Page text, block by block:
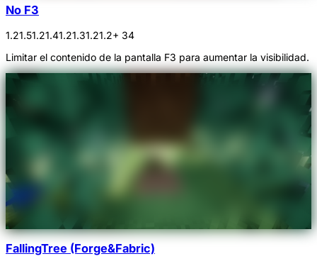
No F3
1.21.51.21.41.21.31.21.2+ 34
Limitar el contenido de la pantalla F3 para aumentar la visibilidad.
FallingTree (Forge&Fabric)